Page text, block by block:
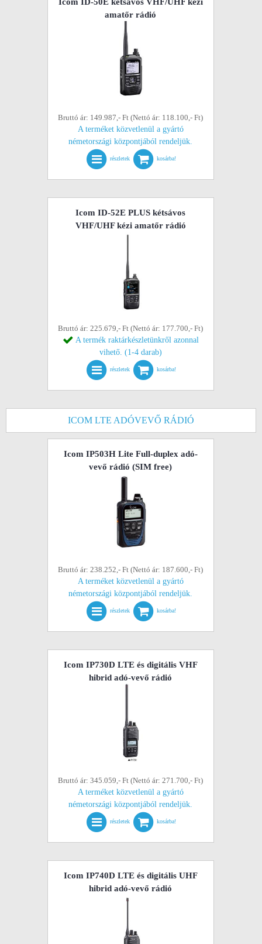
amatőr rádió
Bruttó ár: 149.987,- Ft (Nettó ár: 118.100,- Ft)
A terméket közvetlenül a gyártó
németországi központjából rendeljük.
részletek kosárba!
Icom ID-52E PLUS kétsávos
VHF/UHF kézi amatőr rádió
Bruttó ár: 225.679,- Ft (Nettó ár: 177.700,- Ft)
A termék raktárkészletünkről azonnal
vihető. (1-4 darab)
részletek kosárba!
ICOM LTE ADÓVEVŐ RÁDIÓ
Icom IP503H Lite Full-duplex adó-
vevő rádió (SIM free)
Bruttó ár: 238.252,- Ft (Nettó ár: 187.600,- Ft)
A terméket közvetlenül a gyártó
németországi központjából rendeljük.
részletek kosárba!
Icom IP730D LTE és digitális VHF
hibrid adó-vevő rádió
Bruttó ár: 345.059,- Ft (Nettó ár: 271.700,- Ft)
A terméket közvetlenül a gyártó
németországi központjából rendeljük.
részletek kosárba!
Icom IP740D LTE és digitális UHF
hibrid adó-vevő rádió